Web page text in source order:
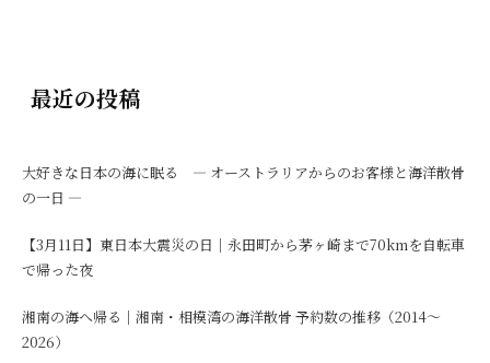
最近の投稿
大好きな日本の海に眠る ― オーストラリアからのお客様と海洋散骨
の一日 ―
【3月11日】東日本大震災の日｜永田町から茅ヶ崎まで70kmを自転車
で帰った夜
湘南の海へ帰る｜湘南・相模湾の海洋散骨 予約数の推移（2014〜
2026）